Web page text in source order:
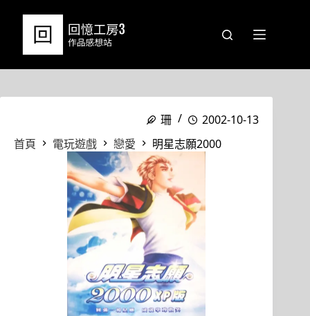
珊
2002-10-13
首頁
電玩遊戲 戀愛 明星志願2000